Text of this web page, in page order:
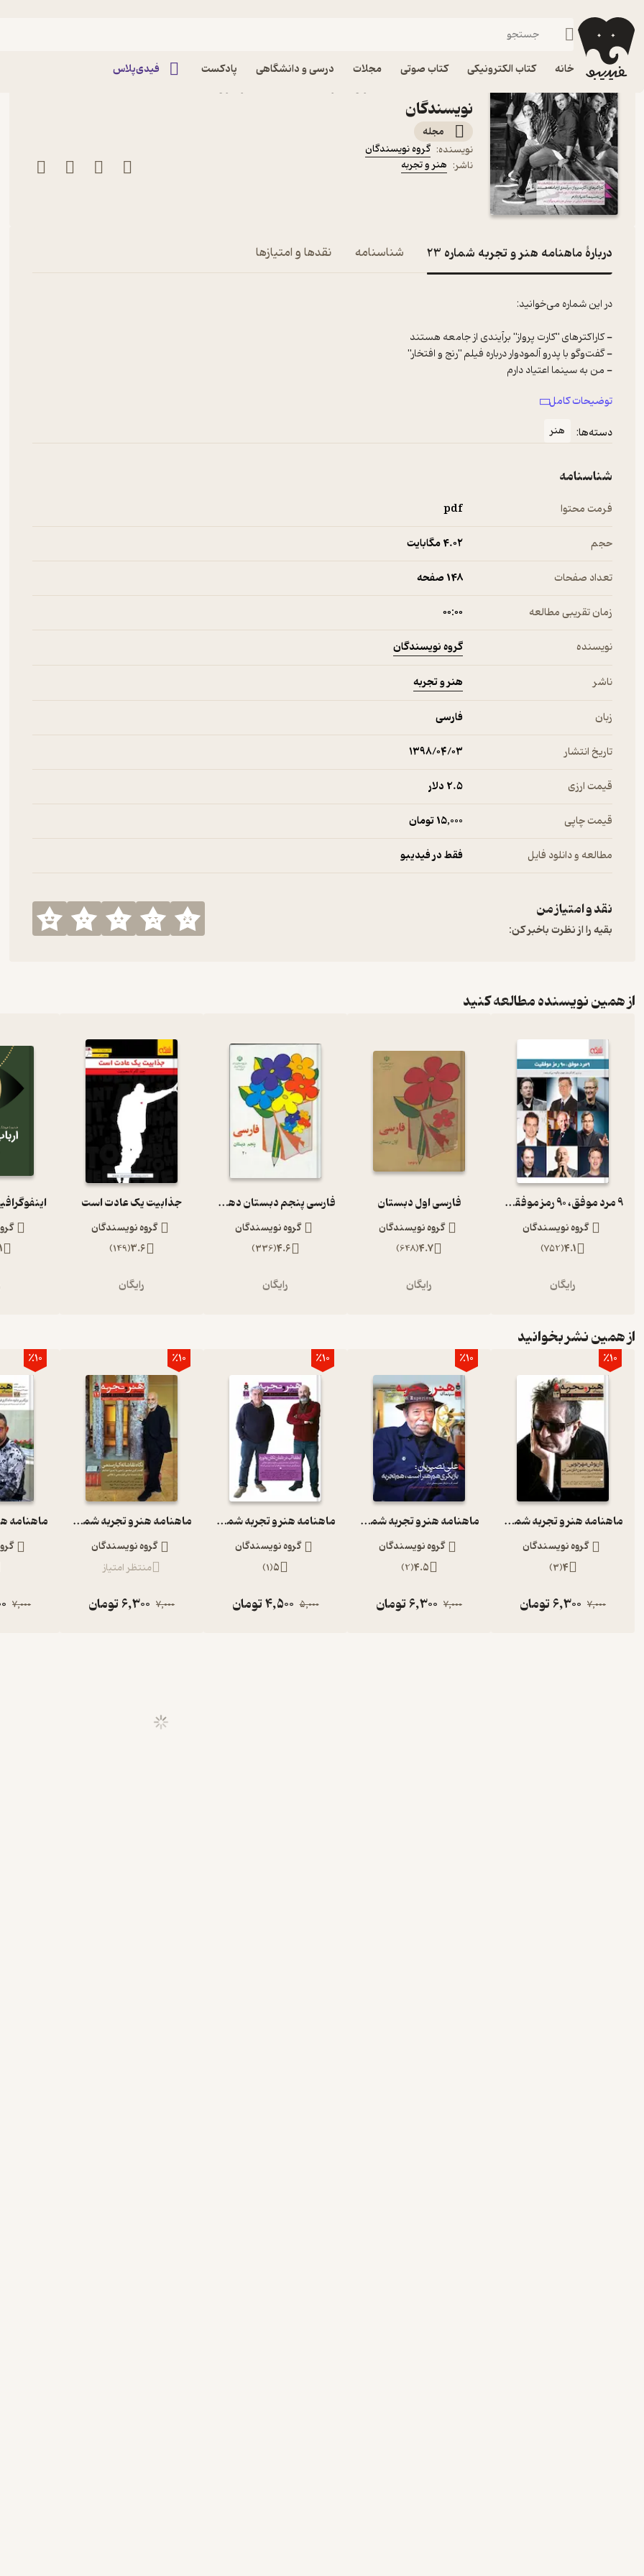
خانه کتاب الکترونیکی کتاب صوتی مجلات درسی و دانشگاهی پادکست فیدی‌پلاس
فیدیبو مجله و نشریه
نویسندگان
مجله
نویسنده: گروه نویسندگان
ناشر: هنر و تجربه
دربارۀ ماهنامه هنر و تجربه شماره 23 شناسنامه نقدها و امتیازها
توضیحات کامل
دسته‌ها:
هنر
شناسنامه
فرمت محتوا pdf
حجم 4.۰۲ مگابایت
تعداد صفحات 148 صفحه
زمان تقریبی مطالعه ۰۰:۰۰
نویسنده گروه نویسندگان
ناشر هنر و تجربه
زبان فارسی
تاریخ انتشار ۱۳۹۸/۰۴/۰۳
قیمت ارزی 2.۵ دلار
قیمت چاپی 15,000 تومان
مطالعه و دانلود فایل فقط در فیدیبو
نقد و امتیاز من
بقیه را از نظرت باخبر کن:
از همین نویسنده مطالعه کنید
9 مرد موفق، 90 رمز موفقیت
گروه نویسندگان
4.1
(
752
)
رایگان
فارسی اول دبستان
گروه نویسندگان
4.7
(
648
)
رایگان
فارسی پنجم دبستان دهه 60
گروه نویسندگان
4.6
(
336
)
رایگان
جذابیت یک عادت است
گروه نویسندگان
3.6
(
149
)
رایگان
از همین نشر بخوانید
٪10
ماهنامه هنر و تجربه شماره 13
گروه نویسندگان
4
(
3
)
7,000
6,300تومان
٪10
ماهنامه هنر و تجربه شماره 20
گروه نویسندگان
4.5
(
2
)
7,000
6,300تومان
٪10
ماهنامه هنر و تجربه شماره 18
گروه نویسندگان
5
(
1
)
5,000
4,500تومان
٪10
ماهنامه هنر و تجربه شماره 12
گروه نویسندگان
منتظر امتیاز
7,000
6,300تومان
٪10
7,000